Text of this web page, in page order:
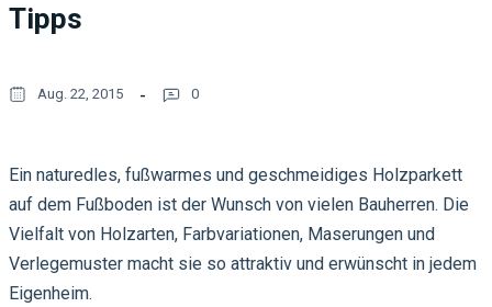
Tipps
Aug. 22, 2015 0
Ein naturedles, fußwarmes und geschmeidiges Holzparkett
auf dem Fußboden ist der Wunsch von vielen Bauherren. Die
Vielfalt von Holzarten, Farbvariationen, Maserungen und
Verlegemuster macht sie so attraktiv und erwünscht in jedem
Eigenheim.